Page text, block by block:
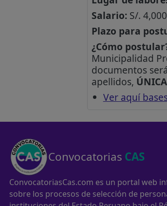
Salario:S/.
Plazo para
¿Cómo
Municipalidad
documentos
apellidos,
Ver aquí
Convocatorias CAS
ConvocatoriasCas.com es un portal web
sobre los procesos de selección de